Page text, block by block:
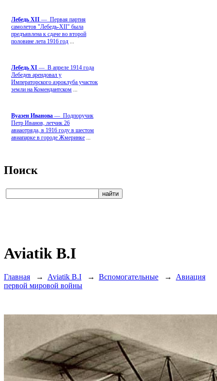
Лебедь ХII — Первая партия
самолетов "Лебедь-ХII" была
предъявлена к сдаче во второй
половине лета 1916 год
Лебедь ХI — В апреле 1914 года
Лебедев арендовал у
Императорского аэроклуба участок
земли на Комендантском
Вуазен Иванова — Подпоручик
Петр Иванов, летчик 26
авиаотряда, в 1916 году в шестом
авиапарке в городе Жмеринке
Поиск
Aviatik B.I
Главная → Aviatik B.I → Вспомогательные → Авиация
первой мировой войны